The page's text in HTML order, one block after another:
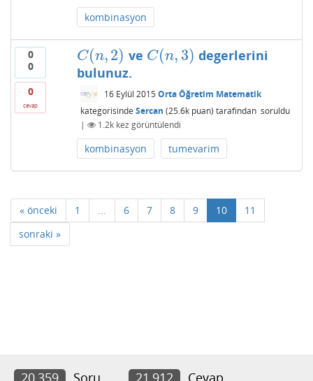
kombinasyon
0
0
0
cevap
C(n,2)
C(n,2) ve C(n, 3)
C(n,3)
degerlerini
bulunuz.
16 Eylül 2015 Orta Öğretim Matematik
kategorisinde Sercan (25.6kpuan) tarafından soruldu
|
1.2kkez görüntülendi
kombinasyon tumevarim
« önceki 1 ... 6 7 8 9 10
11
sonraki »
20,359 Soru 21,912 Cevap